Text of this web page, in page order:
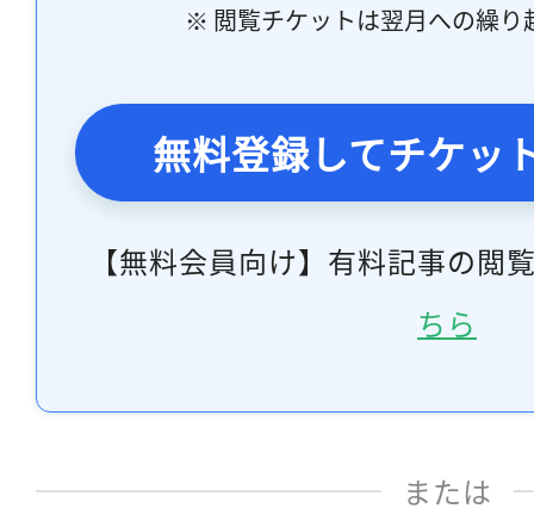
※ 閲覧チケットは翌月への繰り
無料登録してチケッ
【無料会員向け】有料記事の閲
ちら
または